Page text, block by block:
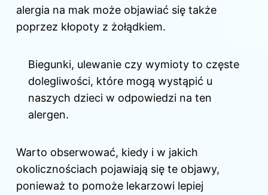
alergia na mak może objawiać się także
poprzez kłopoty z żołądkiem.
Biegunki, ulewanie czy wymioty to częste
dolegliwości, które mogą wystąpić u
naszych dzieci w odpowiedzi na ten
alergen.
Warto obserwować, kiedy i w jakich
okolicznościach pojawiają się te objawy,
ponieważ to pomoże lekarzowi lepiej